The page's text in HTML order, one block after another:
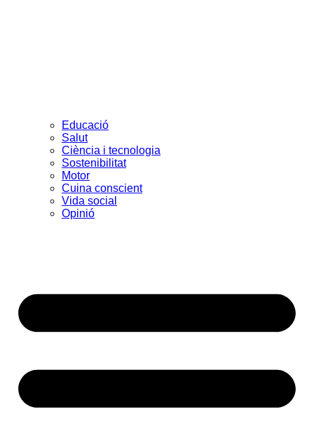
Educació
Salut
Ciència i tecnologia
Sostenibilitat
Motor
Cuina conscient
Vida social
Opinió